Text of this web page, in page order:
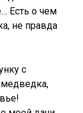
Есть о чем
не правда
с
медведка,